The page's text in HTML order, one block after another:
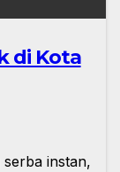
di Kota
instan,